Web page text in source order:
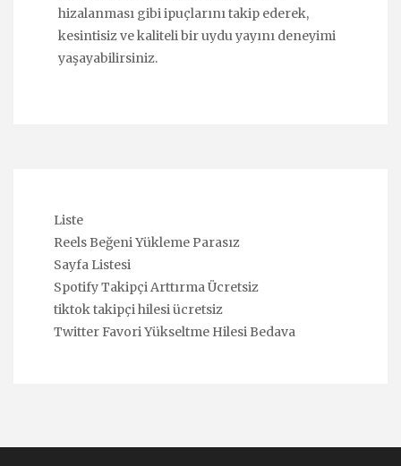
hizalanması gibi ipuçlarını takip ederek,
kesintisiz ve kaliteli bir uydu yayını deneyimi
yaşayabilirsiniz.
Liste
Reels Beğeni Yükleme Parasız
Sayfa Listesi
Spotify Takipçi Arttırma Ücretsiz
tiktok takipçi hilesi ücretsiz
Twitter Favori Yükseltme Hilesi Bedava